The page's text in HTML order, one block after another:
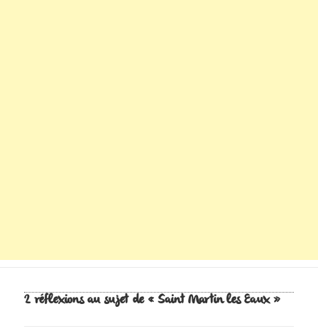
2 réflexions au sujet de « Saint Martin les Eaux »